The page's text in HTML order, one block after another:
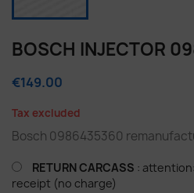
BOSCH INJECTOR
€149.00
Tax excluded
Bosch 0986435360
RETURN CARCASS :
receipt (no charge)